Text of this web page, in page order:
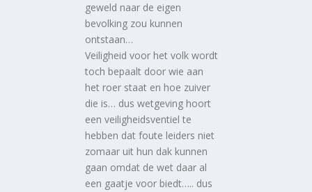
geweld naar de eigen
bevolking zou kunnen
ontstaan…
Veiligheid voor het volk wordt
toch bepaalt door wie aan
het roer staat en hoe zuiver
die is… dus wetgeving hoort
een veiligheidsventiel te
hebben dat foute leiders niet
zomaar uit hun dak kunnen
gaan omdat de wet daar al
een gaatje voor biedt….. dus